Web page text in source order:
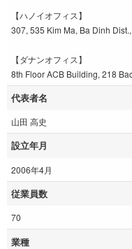
【ハノイオフィス】
307, 535 Kim Ma, Ba Dinh
【ダナンオフィス】
8th Floor ACB Building, 218
代表者名
山田 高史
設立年月
2006年4月
従業員数
70
業種